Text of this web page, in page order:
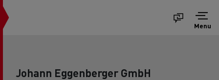
Menu
Johann Eggenberger GmbH